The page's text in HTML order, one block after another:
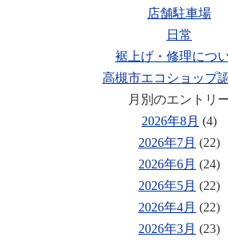
店舗駐車場
日常
裾上げ・修理につ
高槻市エコショップ
月別のエントリ
2026年8月 (4)
2026年7月 (22)
2026年6月 (24)
2026年5月 (22)
2026年4月 (22)
2026年3月 (23)